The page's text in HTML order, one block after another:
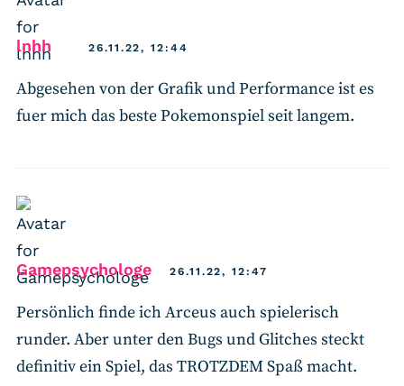
lnhh 26.11.22, 12:44
Abgesehen von der Grafik und Performance ist es
fuer mich das beste Pokemonspiel seit langem.
Gamepsychologesays:26.11.22, 12:47
Persönlich finde ich Arceus auch spielerisch
runder. Aber unter den Bugs und Glitches steckt
definitiv ein Spiel, das TROTZDEM Spaß macht.